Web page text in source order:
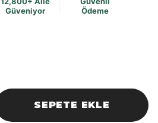
Güveniyor
Ödeme
SEPETE EKLE